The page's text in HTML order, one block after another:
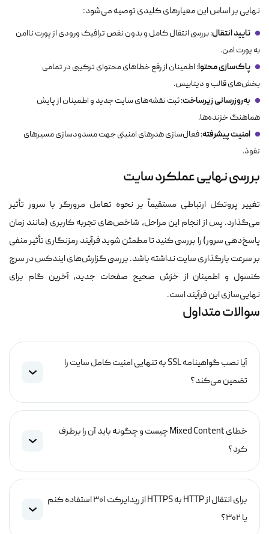
نهایی بر اساس این معیارهای کلیدی توصیه می‌شود:
تایید انتقال: بررسی انتقال کامل و بدون نقص ترافیک ورودی از پورت ناامن
به پورت امن.
پاک‌سازی محتوا: اطمینان از رفع خطاهای محتوای ترکیبی در تمامی
بخش‌های قالب و دیتابیس.
به‌روزرسانی زیرساخت: ثبت نقشه‌های سایت جدید و اطمینان از پایش
هماهنگ خزنده‌ها.
امنیت پیشرفته: فعال‌سازی هدرهای امنیتی جهت مسدودسازی مسیرهای
نفوذ.
بررسی نهایی عملکرد سایت
تغییر پروتکل ارتباطی مستقیماً بر نحوه تعامل مرورگر با سرور تأثیر
می‌گذارد. پس از انجام این مراحل، شاخص‌های تجربه کاربری (مانند زمان
پاسخ‌دهی سرور) را بررسی کنید تا مطمئن شوید فرآیند رمزنگاری تأثیر منفی
بر سرعت بارگذاری سایت نداشته باشد. بررسی گزارش‌های ایندکس در سرچ
کنسول و اطمینان از خزش صحیح صفحات جدید، آخرین گام برای
نهایی‌سازی این فرآیند است.
سوالات متداول
آیا نصب گواهینامه SSL به تنهایی امنیت کامل سایت را
تضمین می‌کند؟
خطای Mixed Content چیست و چگونه باید آن را برطرف
کرد؟
برای انتقال از HTTP به HTTPS از ریدایرکت ۳۰۱ استفاده کنم
یا ۳۰۲؟